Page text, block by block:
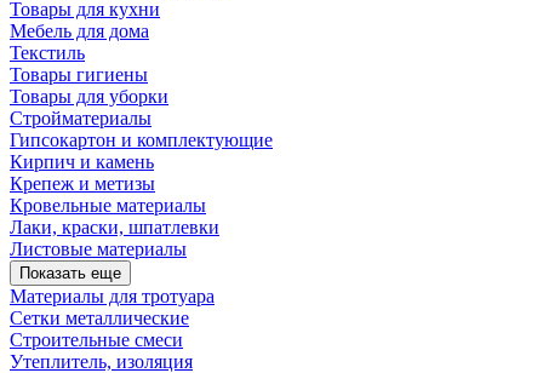
Товары для кухни
Мебель для дома
Текстиль
Товары гигиены
Товары для уборки
Стройматериалы
Гипсокартон и комплектующие
Кирпич и камень
Крепеж и метизы
Кровельные материалы
Лаки, краски, шпатлевки
Листовые материалы
Показать еще
Материалы для тротуара
Сетки металлические
Строительные смеси
Утеплитель, изоляция